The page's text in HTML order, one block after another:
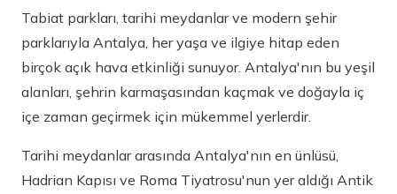
Tabiat parkları, tarihi meydanlar ve modern şehir
parklarıyla Antalya, her yaşa ve ilgiye hitap eden
birçok açık hava etkinliği sunuyor. Antalya'nın bu yeşil
alanları, şehrin karmaşasından kaçmak ve doğayla iç
içe zaman geçirmek için mükemmel yerlerdir.
Tarihi meydanlar arasında Antalya'nın en ünlüsü,
Hadrian Kapısı ve Roma Tiyatrosu'nun yer aldığı Antik